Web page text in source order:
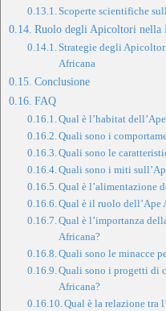
Scoperte scientifiche
Ruolo degli Apicoltori nella
Strategie degli
Africana
Conclusione
FAQ
Qual è l’habitat
Quali sono i
Quali sono le
Quali sono i miti
Qual è l’alimentazione
Qual è il ruolo dell’Ape
Qual è l’importanza
Africana?
Quali sono le minacce
Quali sono i progetti di
Africana?
Qual è la relazione tra